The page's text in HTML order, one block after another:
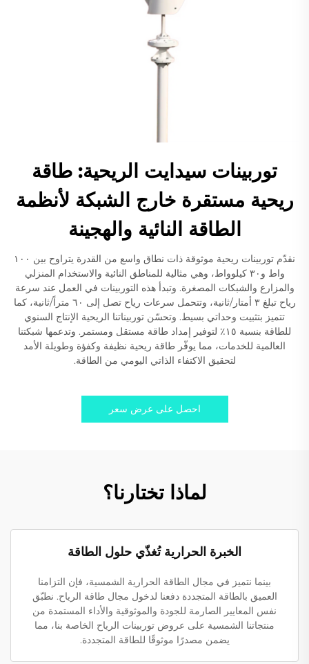
توربينات سيدايت الريحية: طاقة
ريحية مستقرة خارج الشبكة لأنظمة
الطاقة النائية والهجينة
نقدّم توربينات ريحية موثوقة ذات نطاق واسع من القدرة يتراوح بين ١٠٠
واط و٣٠ كيلوواط، وهي مثالية للمناطق النائية والاستخدام المنزلي
والمزارع والشبكات المصغرة. وتبدأ هذه التوربينات في العمل عند سرعة
رياح تبلغ ٣ أمتار/ثانية، وتتحمل سرعات رياح تصل إلى ٦٠ متراً/ثانية، كما
تتميز بتثبيت وحداتي بسيط. وتحسّن توربيناتنا الريحية الإنتاج السنوي
للطاقة بنسبة ١٥٪ لتوفير إمداد طاقة مستقل ومستمر. وتدعمها شبكتنا
العالمية للخدمات، مما يوفّر طاقة ريحية نظيفة وكفؤة وطويلة الأمد
لتحقيق الاكتفاء الذاتي اليومي من الطاقة.
احصل على عرض سعر
لماذا تختارنا؟
الخبرة الحرارية تُغذّي حلول الطاقة
بينما نتميز في مجال الطاقة الحرارية الشمسية، فإن التزامنا
العميق بالطاقة المتجددة دفعنا لدخول مجال طاقة الرياح. نطبّق
نفس المعايير الصارمة للجودة والموثوقية والأداء المستمدة من
منتجاتنا الشمسية على عروض توربينات الرياح الخاصة بنا، مما
يضمن مصدرًا موثوقًا للطاقة المتجددة.